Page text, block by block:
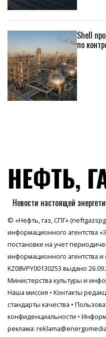
Shell
по
НЕФТЬ,
Новости настоящей
© «Нефть, газ, СПГ»
информационного агентства
постановке на учет
информационного агентства
KZ08VPY00130253 выдано
Министерства культуры и
Наша миссия • Контакты
стандарты качества •
конфиденциальности •
реклама: